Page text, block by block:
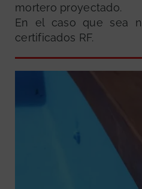
mortero proyectado.
En el caso que sea
certificados RF.